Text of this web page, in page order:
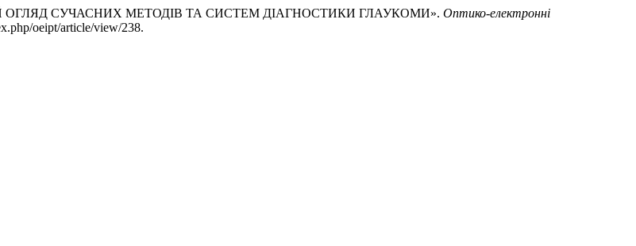
ОГЛЯД СУЧАСНИХ МЕТОДІВ ТА СИСТЕМ ДІАГНОСТИКИ ГЛАУКОМИ». Оптико-електроннi
oeipt/article/view/238.